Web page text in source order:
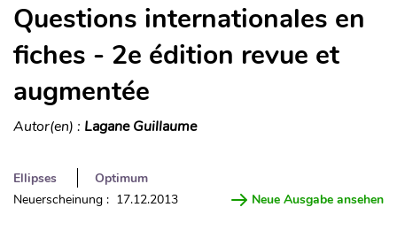
Questions internationales en
fiches - 2e édition revue et
augmentée
Autor(en) : Lagane Guillaume
Ellipses
Optimum
Neuerscheinung : 17.12.2013
Neue Ausgabe ansehen